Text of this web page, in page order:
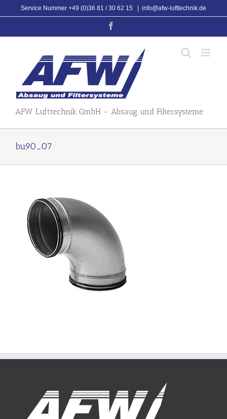
to
Service Nummer +49 (0)36 81 / 30 62 15 info@afw-lufttechnik.de
AFW Lufttechnik GmbH - Absaug und Filtersysteme
bu90_07